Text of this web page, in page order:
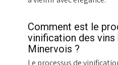
Comment est le
vinification des vins
Minervois ?
Le processus de